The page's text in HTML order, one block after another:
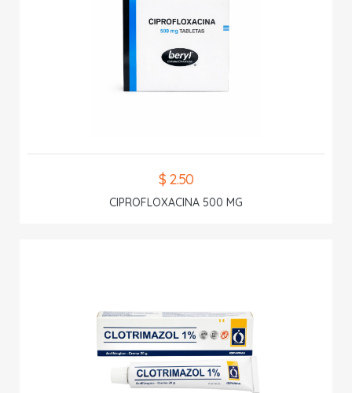
$ 2.50
CIPROFLOXACINA 500 MG